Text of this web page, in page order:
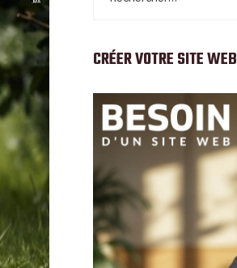
CRÉER VOTRE SITE WEB